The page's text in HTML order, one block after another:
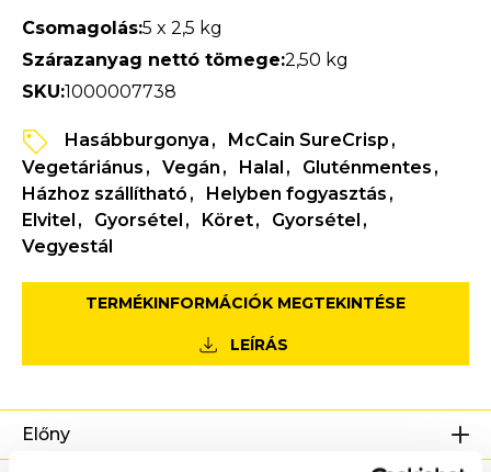
Csomagolás:5 x 2,5 kg
Szárazanyag nettó tömege:2,50 kg
SKU:1000007738
Hasábburgonya
McCain SureCrisp
Vegetáriánus
Vegán Halal
Gluténmentes
Házhoz szállítható
Helyben fogyasztás
Elvitel
Gyorsétel Köret
Gyorsétel
Vegyestál
TERMÉKINFORMÁCIÓK MEGTEKINTÉSE
LEÍRÁS
Előny